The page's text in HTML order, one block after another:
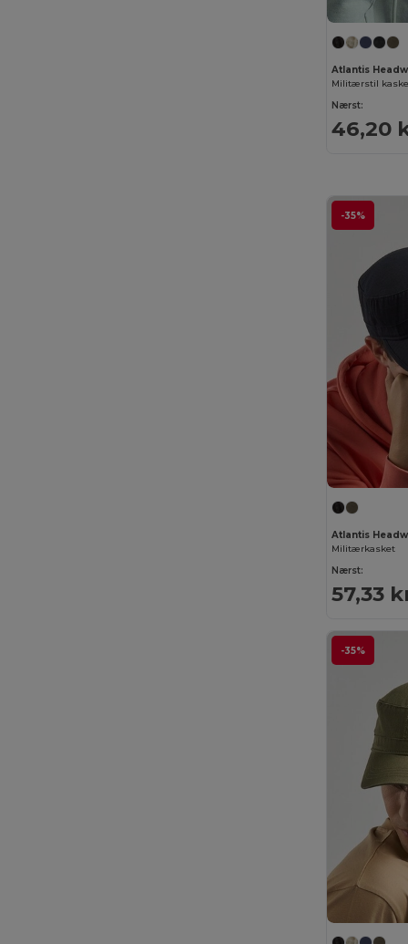
Atlantis
Militærstil
Nærst:
46,20
-35%
Atlantis
Militærkasket
Nærst:
57,33
-35%